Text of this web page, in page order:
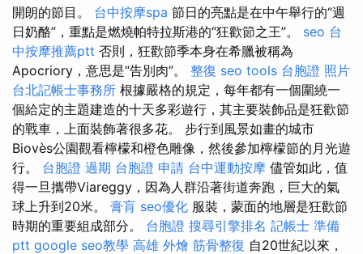
開朗的節目。 台中按摩spa 節日的亮點是在中午舉行的“週
日奶酪”，重點是燃燒帕特拉斯港的“狂歡節之王”。 seo 台
中按摩推薦ptt 否則，狂歡節季本身在希臘被稱為
Apocriory，意思是“告別肉”。 整復 seo tools 台胞證 照片
台北記帳士事務所 根據嚴格的規定，每年都有一個圍繞一
個給定的主題建造的十天多彩遊行，其主要裝飾品是狂歡節
的戰車，上面裝飾著很多花。 步行到風景如畫的城市
Biovès公園觀看檸檬和橙色雕像，然後參加檸檬節的月光遊
行。 台胞證 過期 台胞證 申請 台中運動按摩 儘管如此，值
得一旦攜帶Viareggy，因為人群沿著街道奔跑，巨大的氣
球上升到20米。 膏肓 seo優化 服裝，蒙面的地層是狂歡節
時期的重要組成部分。 台胞證 搜尋引擎排名 記帳士 準備
ptt google seo教學 高雄 外燴 筋骨整復 自20世紀以來，